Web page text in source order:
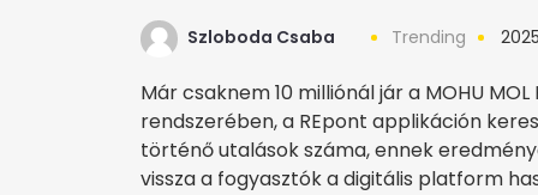
Szloboda Csaba Trending
Már csaknem 10 milliónál jár a MOHU
rendszerében, a REpont applikáción
történő utalások száma, ennek
vissza a fogyasztók a digitális platform